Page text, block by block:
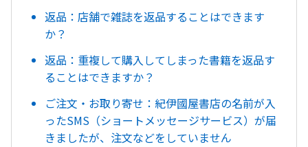
返品：店舗で雑誌を返品することはできます
か？
返品：重複して購入してしまった書籍を返品す
ることはできますか？
ご注文・お取り寄せ：紀伊國屋書店の名前が入
ったSMS（ショートメッセージサービス）が届
きましたが、注文などをしていません